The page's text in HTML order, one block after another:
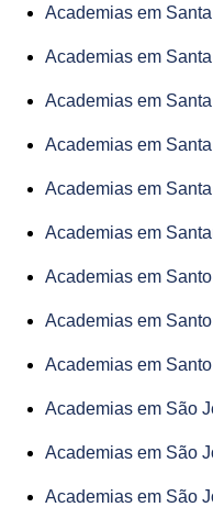
Academias em
Academias em
Academias em
Academias em
Academias em
Academias em
Academias em
Academias em
Academias em
Academias em São
Academias em São
Academias em São